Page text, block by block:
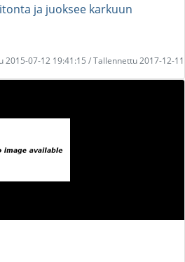
ja juoksee karkuun
2015-07-12 19:41:15 / Tallennettu 2017-12-11